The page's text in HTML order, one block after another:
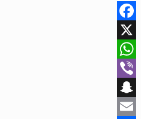
Facebook
X
WhatsApp
Viber
Snapchat